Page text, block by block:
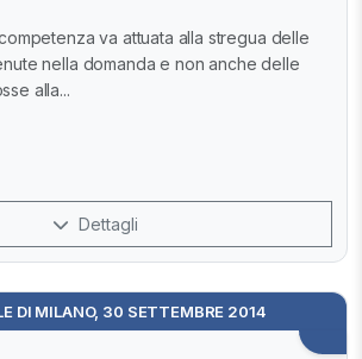
va attuata alla stregua delle
nella domanda e non anche delle
alla...
Dettagli
DI MILANO, 30 SETTEMBRE 2014